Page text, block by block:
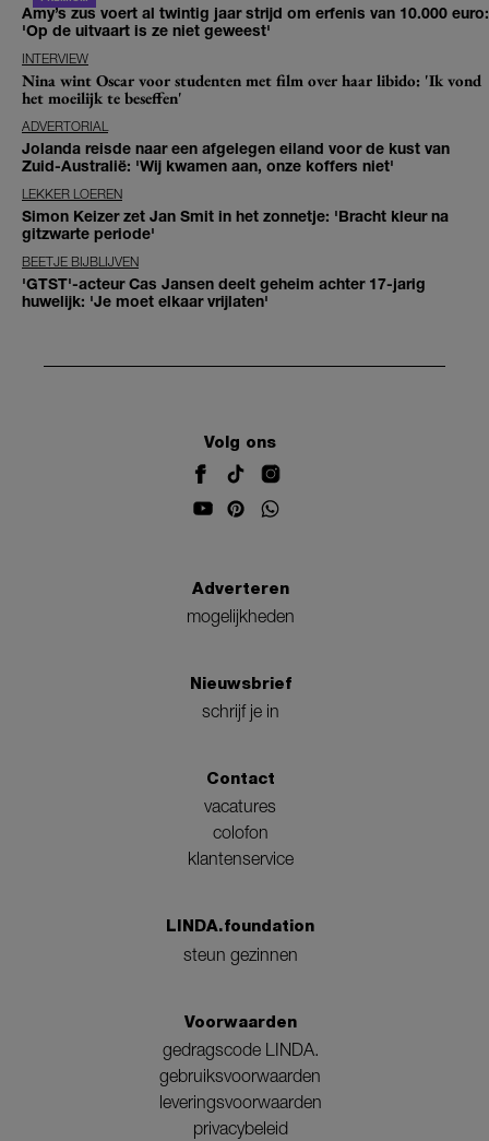
Amy’s zus voert al twintig jaar strijd om erfenis van 10.000 euro:
'Op de uitvaart is ze niet geweest'
INTERVIEW
Nina wint Oscar voor studenten met film over haar libido: 'Ik vond
het moeilijk te beseffen'
ADVERTORIAL
Jolanda reisde naar een afgelegen eiland voor de kust van
Zuid-Australië: 'Wij kwamen aan, onze koffers niet'
LEKKER LOEREN
Simon Keizer zet Jan Smit in het zonnetje: 'Bracht kleur na
gitzwarte periode'
BEETJE BIJBLIJVEN
'GTST'-acteur Cas Jansen deelt geheim achter 17-jarig
huwelijk: 'Je moet elkaar vrijlaten'
Volg ons
Adverteren
mogelijkheden
Nieuwsbrief
schrijf je in
Contact
vacatures
colofon
klantenservice
LINDA.foundation
steun gezinnen
Voorwaarden
gedragscode LINDA.
gebruiksvoorwaarden
leveringsvoorwaarden
privacybeleid